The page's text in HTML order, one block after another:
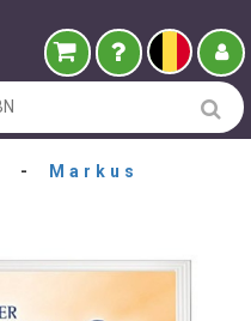
-
Markus